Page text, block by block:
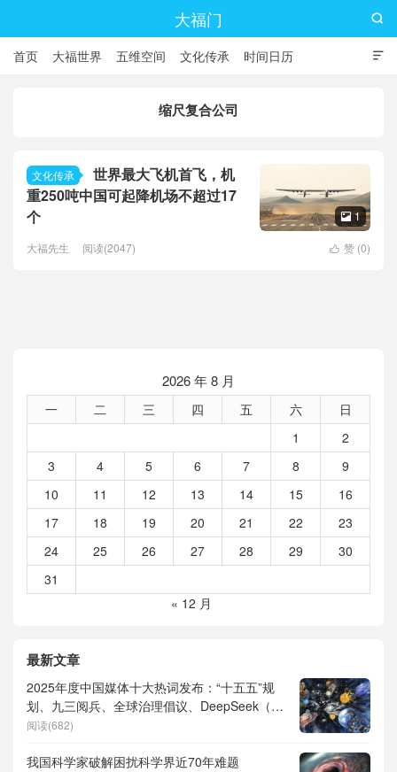
大福门

首页 大福世界 五维空间 文化传承 时间日历

缩尺复合公司
文化传承
世界最大飞机首飞，机
重250吨中国可起降机场不超过17
个
 1
 赞 (0)
大福先生 阅读(2047)
2026 年 8 月
一 二 三 四 五 六
日
1
2
3
4 5 6 7 8
9
10
11 12 13 14 15
16
17
18 19 20 21 22
23
24
25 26 27 28 29
30
31
« 12 月
最新文章
2025年度中国媒体十大热词发布：“十五五”规
划、九三阅兵、全球治理倡议、DeepSeek（深
度求索）、人形机器人、苏超、票根经济、育
阅读(682)
我国科学家破解困扰科学界近70年难题